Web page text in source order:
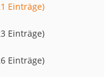
Einträge)
Einträge)
Einträge)